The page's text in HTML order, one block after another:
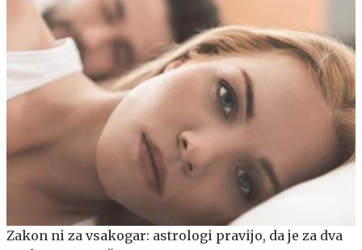
Zakon ni za vsakogar: astrologi pravijo, da je za dva